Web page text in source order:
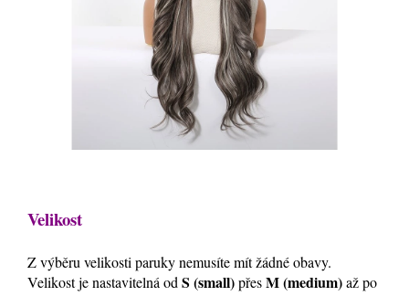
Velikost
Z výběru velikosti paruky nemusíte mít žádné obavy.
Velikost je nastavitelná od S (small)přesM (medium)až po